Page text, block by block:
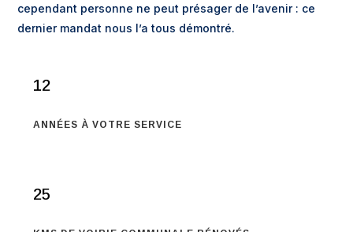
cependant personne ne peut présager de l’avenir : ce
dernier mandat nous l’a tous démontré.
12
ANNÉES À VOTRE SERVICE
25